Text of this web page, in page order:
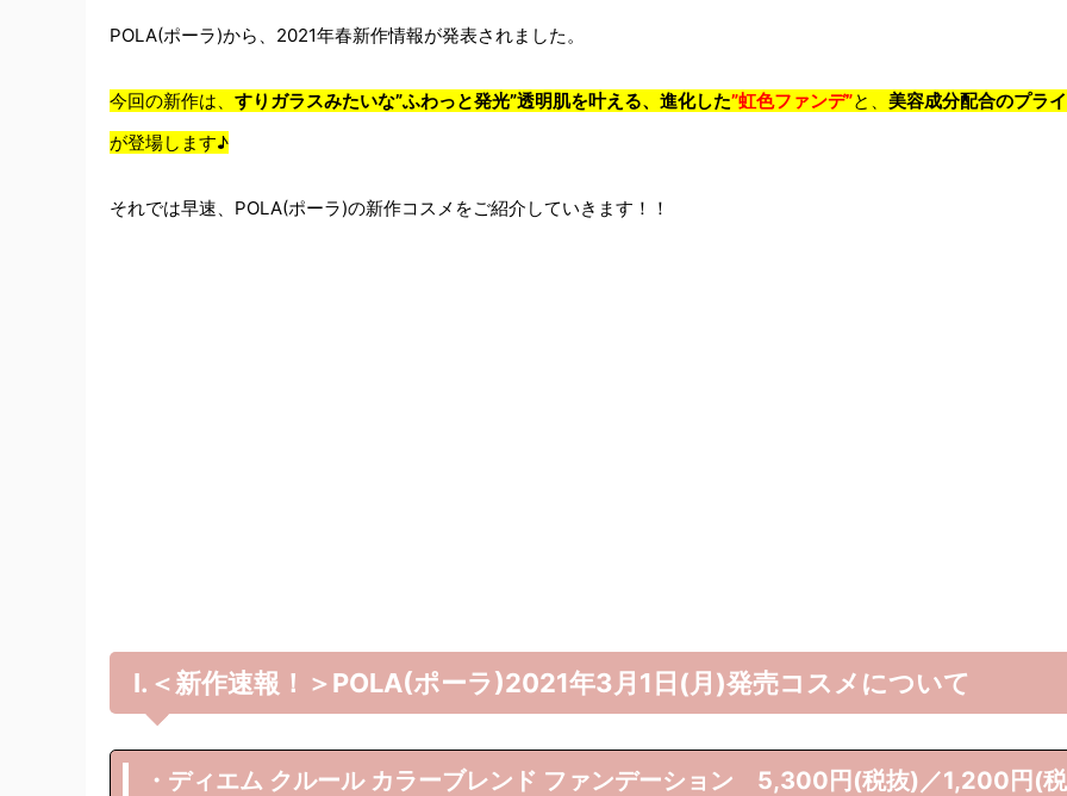
POLA(ポーラ)から、2021年春新作情報が発表されました。
今回の新作は、 すりガラスみたいな”ふわっと発光”透明肌を叶える、進化した”虹色ファンデ”と、 美容成分配合のプラ
が登場します♪
それでは早速、POLA(ポーラ)の新作コスメをご紹介していきます！！
Ⅰ.＜新作速報！＞POLA(ポーラ)2021年3月1日(月)発売コスメについて
・ディエム クルール カラーブレンド ファンデーション 5,300円(税抜)／1,200円(税